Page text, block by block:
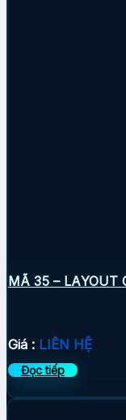
MÃ 35 – LAYOUT
Giá : LIÊN HỆ
Đọc tiếp